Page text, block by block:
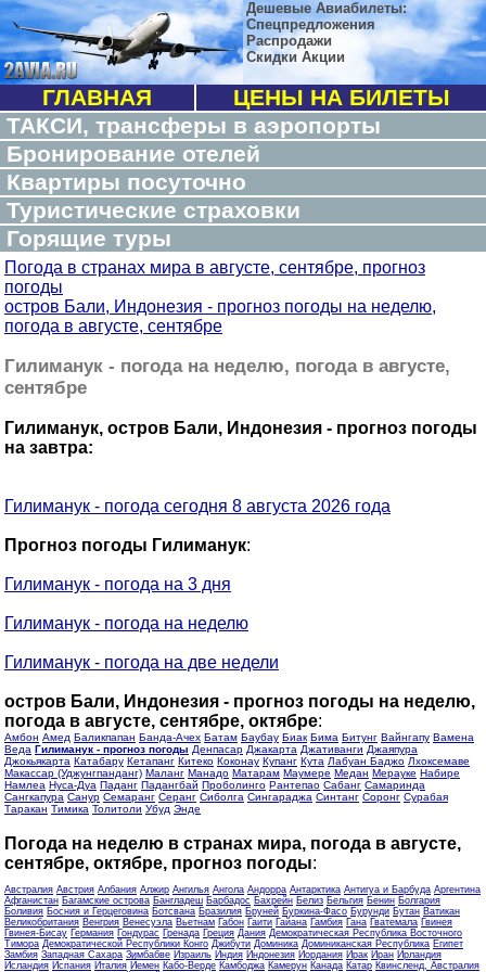
Дешевые Авиабилеты:
Спецпредложения
Распродажи
Скидки Акции
ГЛАВНАЯ
ЦЕНЫ НА БИЛЕТЫ
ТАКСИ, трансферы в аэропорты
Бронирование отелей
Квартиры посуточно
Туристические страховки
Горящие туры
Погода в странах мира в августе, сентябре, прогноз
погоды
остров Бали, Индонезия - прогноз погоды на неделю,
погода в августе, сентябре
Гилиманук - погода на неделю, погода в августе,
сентябре
Гилиманук, остров Бали, Индонезия - прогноз погоды
на завтра:
Гилиманук - погода сегодня 8 августа 2026 года
Прогноз погоды Гилиманук:
Гилиманук - погода на 3 дня
Гилиманук - погода на неделю
Гилиманук - погода на две недели
остров Бали, Индонезия - прогноз погоды на неделю,
погода в августе, сентябре, октябре:
Амбон Амед Баликпапан Банда-Ачех Батам Баубау Биак Бима Битунг Вайнгапу Вамена
Веда Гилиманук - прогноз погоды Денпасар Джакарта Джативанги Джаяпура
Джокьякарта Катабару Кетапанг Китеко Коконау Купанг Кута Лабуан Баджо Лхоксемаве
Макассар (Уджунгпанданг) Маланг Манадо Матарам Маумере Медан Мерауке Набире
Намлеа Нуса-Дуа Паданг Падангбай Проболинго Рантепао Сабанг Самаринда
Сангкапура Санур Семаранг Серанг Сиболга Сингараджа Синтанг Соронг Сурабая
Таракан Тимика Толитоли Убуд Энде
Погода на неделю в странах мира, погода в августе,
сентябре, октябре, прогноз погоды:
Австралия Австрия Албания Алжир Ангилья Ангола Андорра Антарктика Антигуа и Барбуда Аргентина
Афганистан Багамские острова Бангладеш Барбадос Бахрейн Белиз Бельгия Бенин Болгария
Боливия Босния и Герцеговина Ботсвана Бразилия Бруней Буркина-Фасо Бурунди Бутан Ватикан
Великобритания Венгрия Венесуэла Вьетнам Габон Гаити Гайана Гамбия Гана Гватемала Гвинея
Гвинея-Бисау Германия Гондурас Гренада Греция Дания Демократическая Республика Восточного
Тимора Демократической Республики Конго Джибути Доминика Доминиканская Республика Египет
Замбия Западная Сахара Зимбабве Израиль Индия Индонезия Иордания Ирак Иран Ирландия
Исландия Испания Италия Йемен Кабо-Верде Камбоджа Камерун Канада Катар Квинсленд, Австралия